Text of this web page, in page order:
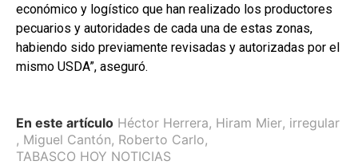
económico y logístico que han realizado los productores
pecuarios y autoridades de cada una de estas zonas,
habiendo sido previamente revisadas y autorizadas por el
mismo USDA”, aseguró.
En este artículo Héctor Herrera, Hiram Mier, irregular
, Miguel Cantón, Roberto Carlo,
TABASCO HOY NOTICIAS